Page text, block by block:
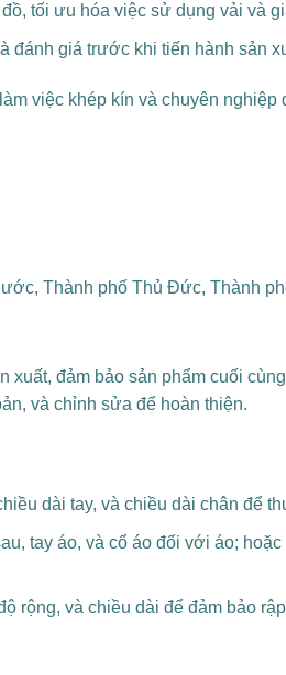
tối ưu hóa việc sử dụng vải và
đánh giá trước khi tiến hành sản
việc khép kín và chuyên nghiệp
Thành phố Thủ Đức, Thành
xuất, đảm bảo sản phẩm cuối
và chỉnh sửa để hoàn thiện.
dài tay, và chiều dài chân để
tay áo, và cổ áo đối với áo;
rộng, và chiều dài để đảm bảo